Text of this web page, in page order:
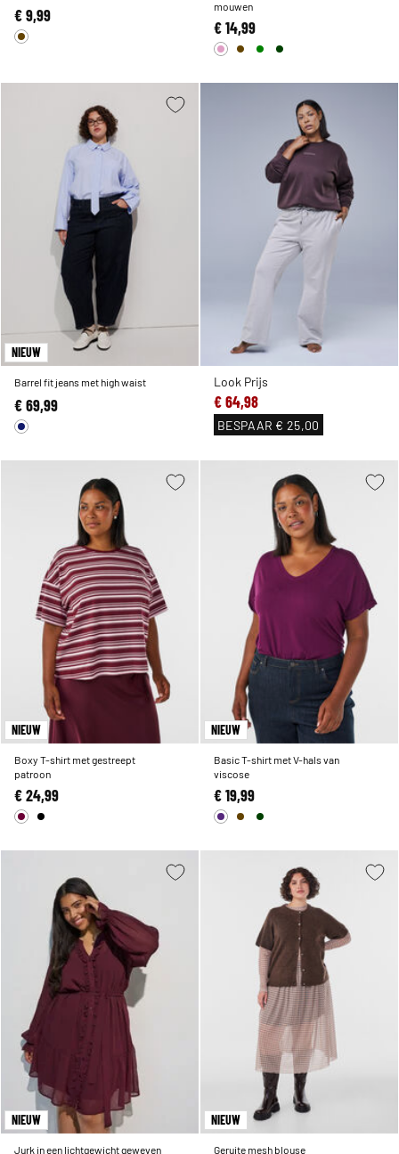
€ 9,99 mouwen
€ 14,99
NIEUW
Barrel fit jeans met high waist
€ 69,99
Look Prijs
€ 64,98
BESPAAR € 25,00
NIEUW
Boxy T-shirt met gestreept
patroon
€ 24,99
NIEUW
Basic T-shirt met V-hals van
viscose
€ 19,99
NIEUW
Jurk in een lichtgewicht geweven
NIEUW
Geruite mesh blouse